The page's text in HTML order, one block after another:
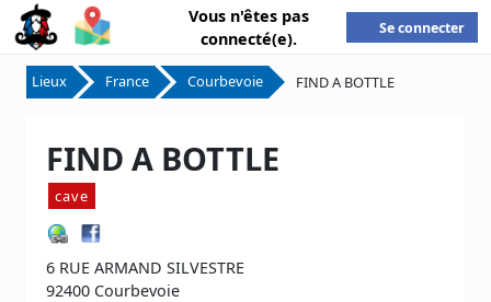
Vous n'êtes pas
connecté(e).
Se connecter
Lieux France Courbevoie FIND A BOTTLE
FIND A BOTTLE
cave
6 RUE ARMAND SILVESTRE
92400 Courbevoie